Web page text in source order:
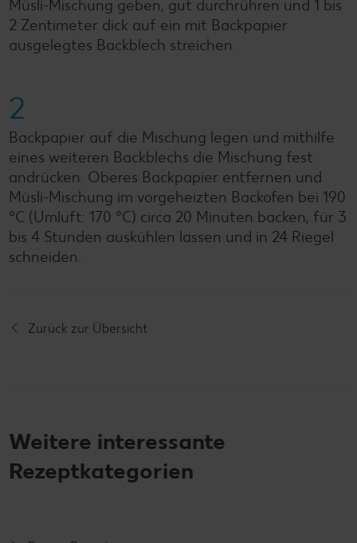
Müsli-Mischung geben, gut durchrühren und 1 bis
2 Zentimeter dick auf ein mit Backpapier
ausgelegtes Backblech streichen.
2
Backpapier auf die Mischung legen und mithilfe
eines weiteren Backblechs die Mischung fest
andrücken. Oberes Backpapier entfernen und
Müsli-Mischung im vorgeheizten Backofen bei 190
°C (Umluft: 170 °C) circa 20 Minuten backen, für 3
bis 4 Stunden auskühlen lassen und in 24 Riegel
schneiden.
Zurück zur Übersicht
Weitere interessante
Rezeptkategorien